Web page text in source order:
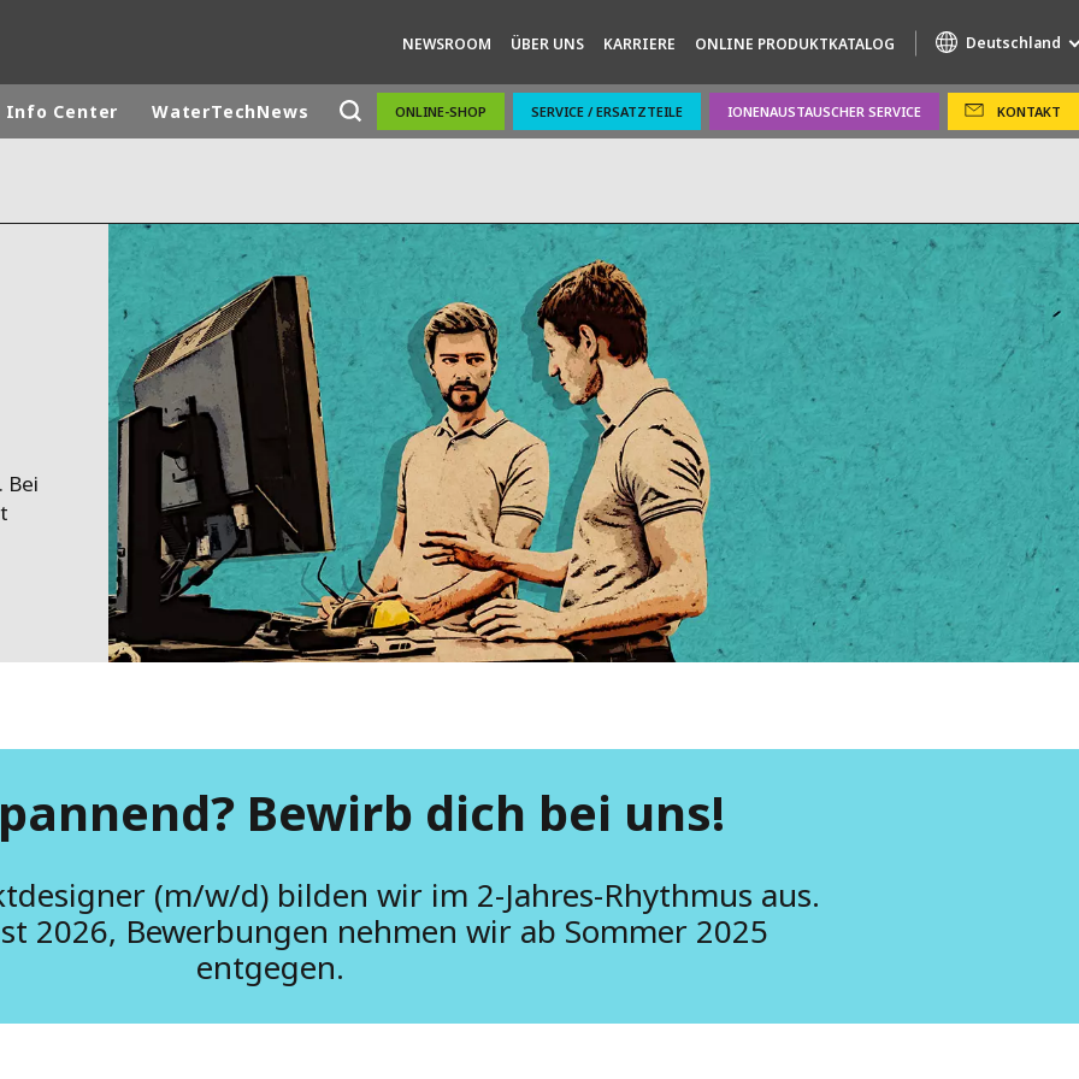
NEWSROOM ÜBER UNS KARRIERE ONLINE PRODUKTKATALOG Deutschland
ANOXKALDNES
AQUAFLOW
BIOTHANE
EVALED
ENTROPÎE
HPD
HYDROTECH
MPP SYSTEMS
OTV
PMT
SIDEM
Info Center WaterTechNews ONLINE-SHOP SERVICE / ERSATZTEILE IONENAUSTAUSCHER SERVICE KONTAKT
Bei
Bewirb dich bei uns!
(m/w/d) bilden wir im 2-Jahres-Rhythmus aus.
2026, Bewerbungen nehmen wir ab Sommer 2025
entgegen.